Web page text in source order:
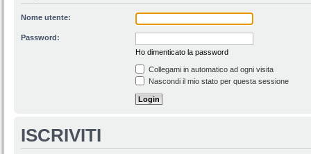
Nome utente:
Password:
Ho dimenticato la password
Collegami in automatico ad ogni visita
Nascondi il mio stato per questa sessione
ISCRIVITI